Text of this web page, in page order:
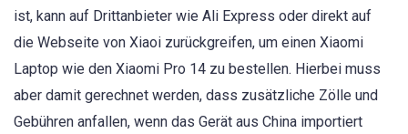
ist, kann auf Drittanbieter wie Ali Express oder direkt auf
die Webseite von Xiaoi zurückgreifen, um einen Xiaomi
Laptop wie den Xiaomi Pro 14 zu bestellen. Hierbei muss
aber damit gerechnet werden, dass zusätzliche Zölle und
Gebühren anfallen, wenn das Gerät aus China importiert